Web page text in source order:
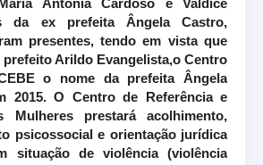
Antônia Cardoso e Valdice
da ex prefeita Ângela Castro,
presentes, tendo em vista que
Arildo Evangelista,o Centro
o nome da prefeita Ângela
2015. O Centro de Referência e
Mulheres prestará acolhimento,
psicossocial e orientação jurídica
situação de violência (violência